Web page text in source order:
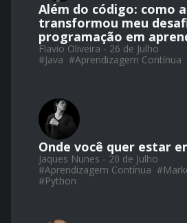
Além do código: como
transformou meu
programação em
Flavio Oliveira - 26 de Julho
#Java #Aprendizagem Contínua
Onde você quer estar
Jaques Nunes - 20 de Julho
#Aprendizagem Contínua #
#Python